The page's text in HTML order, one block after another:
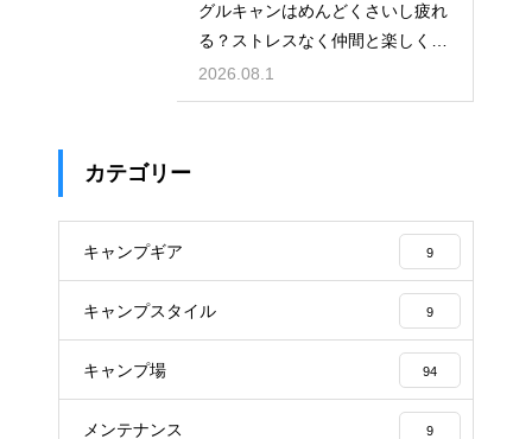
グルキャンはめんどくさいし疲れ
る？ストレスなく仲間と楽しく過
ごす回避術
2026.08.1
カテゴリー
キャンプギア 9
キャンプスタイル 9
キャンプ場 94
メンテナンス 9